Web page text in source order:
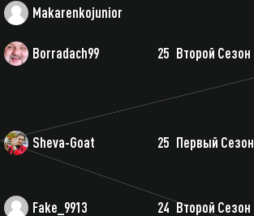
Makarenkojunior
Borradach99 25 Второй Сезон
Sheva-Goat 25 Первый Сезон
Fake_9913 24 Второй Сезон